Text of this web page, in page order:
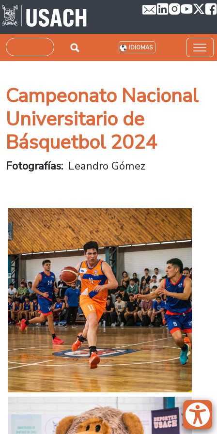
Pasar al contenido principal
Buscar IDIOMAS
Campeonato Nacional
Universitario de
Básquetbol 2024
Fotografías Leandro Gómez